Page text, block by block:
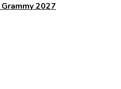
2027